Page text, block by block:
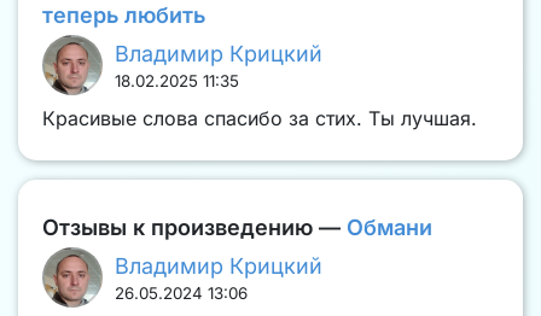
теперь любить
Владимир Крицкий
18.02.2025 11:35
Красивые слова спасибо за стих. Ты лучшая.
Отзывы к произведению — Обмани
Владимир Крицкий
26.05.2024 13:06